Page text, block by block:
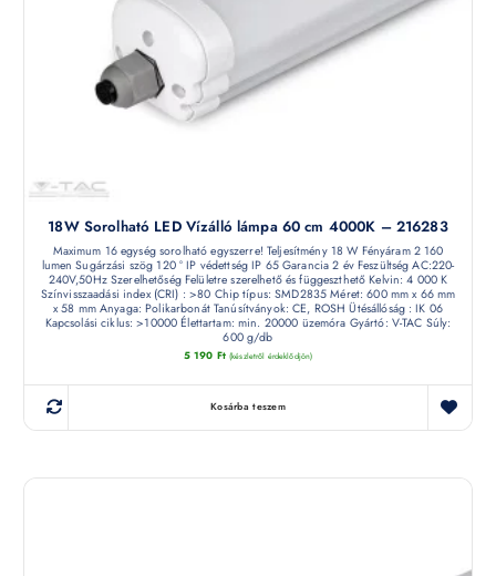
18W Sorolható LED Vízálló lámpa 60 cm 4000K – 216283
Maximum 16 egység sorolható egyszerre! Teljesítmény 18 W Fényáram 2 160
lumen Sugárzási szög 120 ° IP védettség IP 65 Garancia 2 év Feszültség AC:220-
240V,50Hz Szerelhetőség Felületre szerelhető és függeszthető Kelvin: 4 000 K
Színvisszaadási index (CRI) : >80 Chip típus: SMD2835 Méret: 600 mm x 66 mm
x 58 mm Anyaga: Polikarbonát Tanúsítványok: CE, ROSH Ütésállóság : IK 06
Kapcsolási ciklus: >10000 Élettartam: min. 20000 üzemóra Gyártó: V-TAC Súly:
600 g/db
5 190 Ft (készletről érdeklődjön)
Kosárba teszem